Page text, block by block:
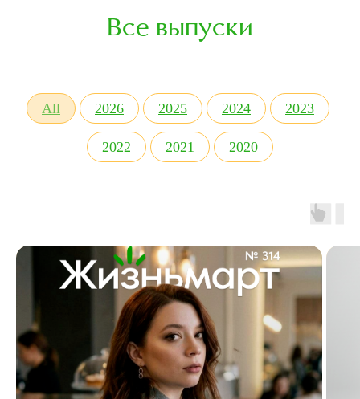
Все выпуски
All 2026 2025 2024 2023
2022 2021 2020